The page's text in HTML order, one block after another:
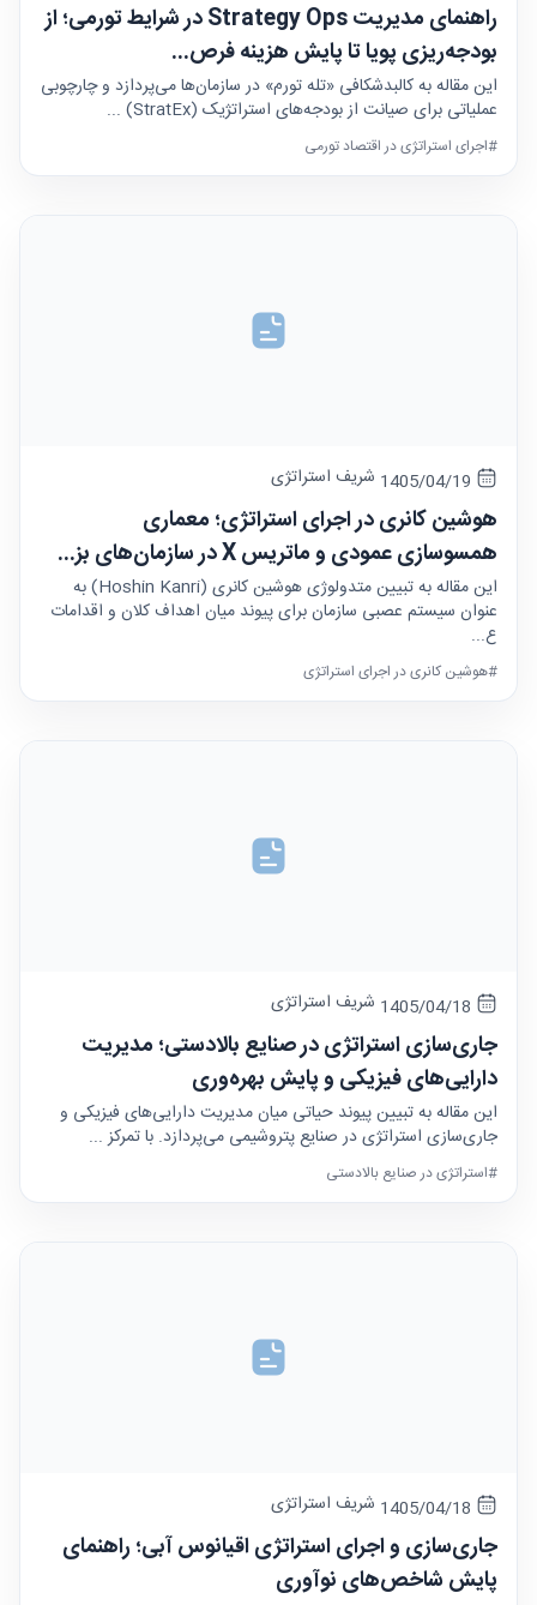
راهنمای مدیریت Strategy Ops در شرایط تورمی؛ از
بودجه‌ریزی پویا تا پایش هزینه فرص...
این مقاله به کالبدشکافی «تله تورم» در سازمان‌ها می‌پردازد و چارچوبی
عملیاتی برای صیانت از بودجه‌های استراتژیک (StratEx) ...
#اجرای استراتژی در اقتصاد تورمی
شریف استراتژی
هوشین کانری در اجرای استراتژی؛ معماری
همسوسازی عمودی و ماتریس X در سازمان‌های بز...
این مقاله به تبیین متدولوژی هوشین کانری (Hoshin Kanri) به
عنوان سیستم عصبی سازمان برای پیوند میان اهداف کلان و اقدامات
ع...
#هوشین کانری در اجرای استراتژی
شریف استراتژی
جاری‌سازی استراتژی در صنایع بالادستی؛ مدیریت
دارایی‌های فیزیکی و پایش بهره‌وری
این مقاله به تبیین پیوند حیاتی میان مدیریت دارایی‌های فیزیکی و
جاری‌سازی استراتژی در صنایع پتروشیمی می‌پردازد. با تمرکز ...
#استراتژی در صنایع بالادستی
شریف استراتژی
جاری‌سازی و اجرای استراتژی اقیانوس آبی؛ راهنمای
پایش شاخص‌های نوآوری